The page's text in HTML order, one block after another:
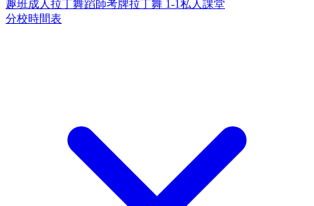
趣班成人拉丁舞蹈師考牌拉丁舞 1-1私人課堂
分校時間表